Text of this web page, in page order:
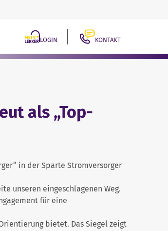
LOGIN KONTAKT
als „Top-
in der Sparte Stromversorger
unseren eingeschlagenen Weg.
für eine
bietet. Das Siegel zeigt